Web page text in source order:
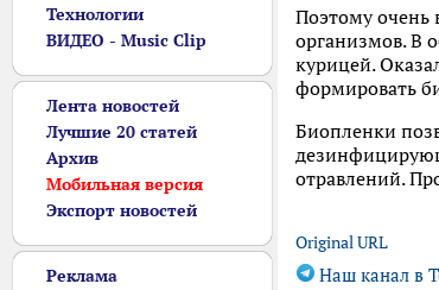
Технологии
ВИДЕО - Music Clip
Лента новостей
Лучшие 20 статей
Архив
Мобильная версия
Экспорт новостей
Реклама
Поэтому очень
организмов. В
курицей.
формировать
Биопленки
отравлений.
Original URL
Наш канал в